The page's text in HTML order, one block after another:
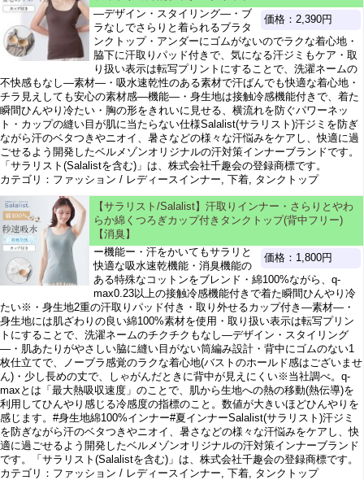
価格：2,390円
―デザイン・スタイリング―・ブ
ラなしでさらりと着られるブラタ
ンクトップ・アンダーにゴムがないのでラクな着心地・
脇下に汗取りパッド付きで、気になる汗ジミもケア・取
り扱い表示は転写プリントにすることで、洗濯ネームの
不快感もなし―素材―・吸水速乾性のある素材で汗ばんでも快適な着心地・
チラ見えしても安心の素材感―機能―・身生地は接触冷感機能付きで、着た
瞬間ひんやり冷たい・胸の形をきれいに見せる、横流れを防ぐパワーネッ
ト・カップの縫い目が肌に当たらない仕様Salalist(サラリスト)汗ジミを防ぎ
ながら汗のベタつきやニオイ、暑さなどの様々な汗悩みをケアし、快適に過
ごせるよう開発したベルメゾンオリジナルの汗対策インナーブランドです。
「サラリスト(Salalistを含む)」は、株式会社千趣会の登録商標です。
カテゴリ：ファッション / レディースインナー, 下着, タンクトップ
【サラリスト/Salalist】汗取りインナー・さらりとやわ
らか綿くつろぎカップ付きタンクトップ(背中フリー)
【消臭】
価格：1,800円
ー機能ー・汗をかいてもサラリと
快適な吸水速乾機能・消臭機能の
ある特殊なコットンをブレンド・綿100%ながら、q-
max0.23以上の接触冷感機能付きで着た瞬間ひんやり冷
たい※・身生地2重の汗取りパッド付き・取り外せるカップ付き―素材―・
身生地には肌ざわりの良い綿100%素材を使用・取り扱い表示は転写プリン
トにすることで、洗濯ネームのチクチクもなし―デザイン・スタイリング
―・肌あたりがやさしい脇に縫い目がない筒編み設計・背中にゴムのない1
枚仕立てで、ノーブラ感覚のラクな着心地(バストのホールド感はございませ
ん)・少し長めの丈で、しゃがんだときに背中が見えにくい※当社調べ。q-
maxとは「最大熱吸収速度」のことで、肌から生地への熱の移動(熱伝導)を
利用してひんやり感じる冷感度の指標のこと。数値が大きいほどひんやりを
感じます。#身生地綿100%インナー#夏インナーSalalist(サラリスト)汗ジミ
を防ぎながら汗のベタつきやニオイ、暑さなどの様々な汗悩みをケアし、快
適に過ごせるよう開発したベルメゾンオリジナルの汗対策インナーブランド
です。「サラリスト(Salalistを含む)」は、株式会社千趣会の登録商標です。
カテゴリ：ファッション / レディースインナー, 下着, タンクトップ